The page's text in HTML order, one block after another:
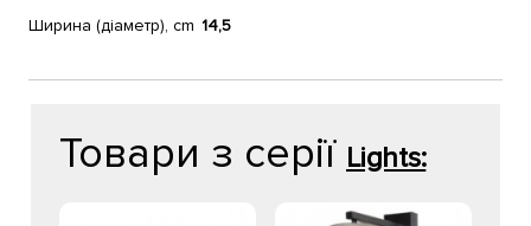
Ширина (діаметр), cm 14,5
Товари з серії Lights: